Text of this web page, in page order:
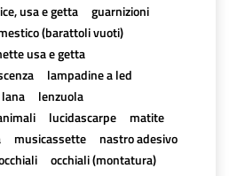
usa e getta
guarnizioni
(barattoli vuoti)
usa e getta
lampadine a led
lana
lenzuola
lucidascarpe
matite
musicassette
nastro adesivo
occhiali (montatura)